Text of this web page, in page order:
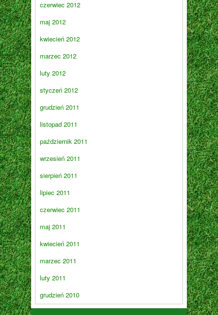
czerwiec 2012
maj 2012
kwiecień 2012
marzec 2012
luty 2012
styczeń 2012
grudzień 2011
listopad 2011
październik 2011
wrzesień 2011
sierpień 2011
lipiec 2011
czerwiec 2011
maj 2011
kwiecień 2011
marzec 2011
luty 2011
grudzień 2010